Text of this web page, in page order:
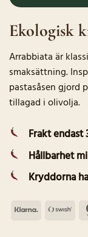
Ekologisk
Arrabbiata är
smaksättning.
pastasåsen gjord
tillagad i olivolja.
Frakt endast
Hållbarhet
Kryddorna
Klarna